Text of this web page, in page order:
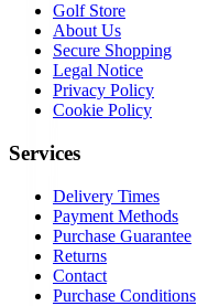
Golf Store
About Us
Secure Shopping
Legal Notice
Privacy Policy
Cookie Policy
Services
Delivery Times
Payment Methods
Purchase Guarantee
Returns
Contact
Purchase Conditions